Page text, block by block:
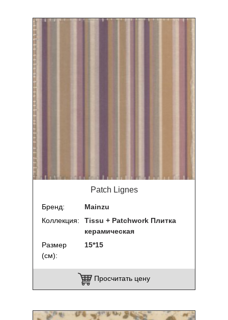
Patch Lignes
Бренд
Mainzu
Коллекция
Tissu + Patchwork Плитка
керамическая
Размер
(см)
15*15
Просчитать цену